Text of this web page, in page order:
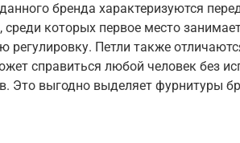
бренда характеризуются
которых первое место
регулировку. Петли также
справиться любой человек без
Это выгодно выделяет фурнитуры